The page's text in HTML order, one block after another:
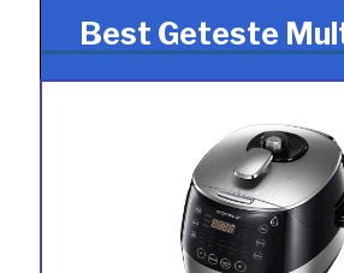
Best Geteste